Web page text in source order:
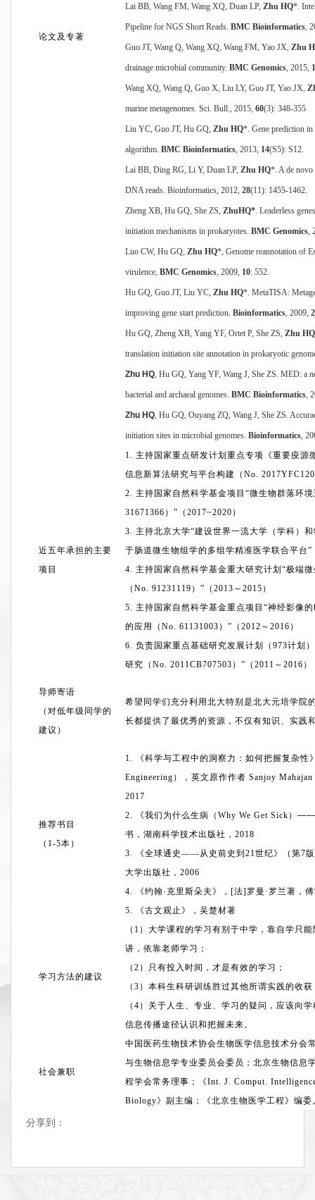
论文及专著
Lai BB, Wang FM, Wang XQ, Duan LP, Zhu HQ*.
Pipeline for NGS Short Reads. BMC Bioinformatics ,
Guo JT, Wang Q, Wang XQ, Wang FM, Yao JX, Zhu
drainage microbial community. BMC Genomics , 2015,
Wang XQ, Wang Q, Guo X, Liu LY, Guo JT, Yao JX,
marine metagenomes. Sci. Bull , 2015, 60(3): 348-355
Liu YC, Guo JT, Hu GQ, Zhu HQ*. Gene prediction in
algorithm. BMC Bioinformatics , 2013, 14(S5): S12.
Lai BB, Ding RG, Li Y, Duan LP, Zhu HQ*. A de novo
DNA reads. Bioinformatics , 2012, 28(11): 1455-1462.
Zheng XB, Hu GQ, She ZS, ZhuHQ* . Leaderless
initiation mechanisms in prokaryotes. BMC Genomics
Luo CW, Hu GQ, Zhu HQ*, Genome reannotation of
virulence, BMC Genomics , 2009, 10: 552.
Hu GQ, Guo JT, Liu YC, Zhu HQ*. MetaTISA:
improving gene start prediction. Bioinformatics , 2009,
Hu GQ, Zheng XB, Yang YF, Ortet P, She ZS, Zhu HQ
translation initiation site annotation in prokaryotic
Zhu HQ , Hu GQ, Yang YF, Wang J, She ZS. MED: a
bacterial and archaeal genomes. BMC Bioinformatics ,
Zhu HQ , Hu GQ, Ouyang ZQ, Wang J, She ZS.
initiation sites in microbial genomes. Bioinformatics ,
近五年承担的主要
项目
1. 主持国家重点研发计划重点专项《重要疫源
信息新算法研究与平台构建（ No.
2. 主持国家自然科学基金项目 “微生物群落环
31671366 ） ” （ 2017~2020 ）
3. 主持北京大学“建设世界一流大学（学科）
于肠道微生物组学的多组学精准医学联合平台”
4. 主持国家自然科学基金重大研究计划“极端
（ No. 91231119 ） ” （ 2013 ～ 2015 ）
5. 主持国家自然科学基金重点项目 “神经影像
的应用（ No. 61131003 ） ” （ 2012 ～ 2016 ）
6. 负责国家重点基础研究发展计划（ 973计划
研究（ No. 2011CB707503 ） ” （ 2011 ～ 2016 ）
导师寄语
（对低年级同学的
建议）
希望同学们充分利用北大特别是北大元培学院
长都提供了最优秀的资源，不仅有知识、实践
推荐书目
（ 1-5本）
1.
《科学与工程中的洞察力：如何把握复杂性
Engineering ），英文原作作者 Sanjoy Mahajan
2017
2.
《我们为什么生病（ Why We Get Sick ）——
书，湖南科学技术出版社， 2018
3.
《全球通史 —— 从史前史到21 世纪》（第7
大学出版社， 2006
4.
《约翰·克里斯朵夫》， [法]罗曼 · 罗兰著，
5.
《古文观止》，吴楚材著
学习方法的建议
（ 1 ）大学课程的学习有别于中学，靠自学只
讲，依靠老师学习；
（ 2 ）只有投入时间，才是有效的学习；
（ 3 ）本科生科研训练胜过其他所谓实践的收获
（ 4 ）关于人生、专业、学习的疑问，应该向
信息传播途径认识和把握未来。
社会兼职
中国医药生物技术协会生物医学信息技术分会
与生物信息学专业委员会委员；北京生物信息
程学会常务理事；《Int. J. Comput.
Biology》副主编；《北京生物医学工程》编委
分享到：